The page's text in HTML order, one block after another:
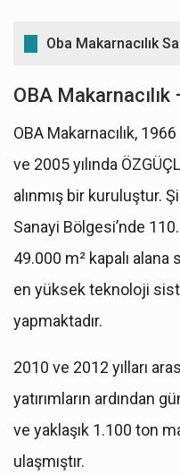
Oba Makarnacılık
OBA Makarnacılık
OBA Makarnacılık,
ve 2005 yılında
alınmış bir kuruluştur.
Sanayi Bölgesi’nde
49.000 m² kapalı
en yüksek teknoloji
yapmaktadır.
2010 ve 2012 yılları
yatırımların ardından
ve yaklaşık 1.100 ton
ulaşmıştır.